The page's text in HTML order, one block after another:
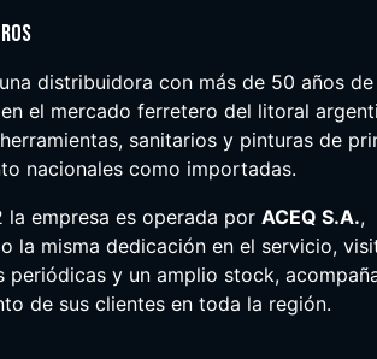
distribuidora con más de 50 años de
el mercado ferretero del litoral
sanitarios y pinturas de
nacionales como importadas.
la empresa es operada por ACEQ S.A.,
la misma dedicación en el servicio,
periódicas y un amplio stock,
de sus clientes en toda la región.